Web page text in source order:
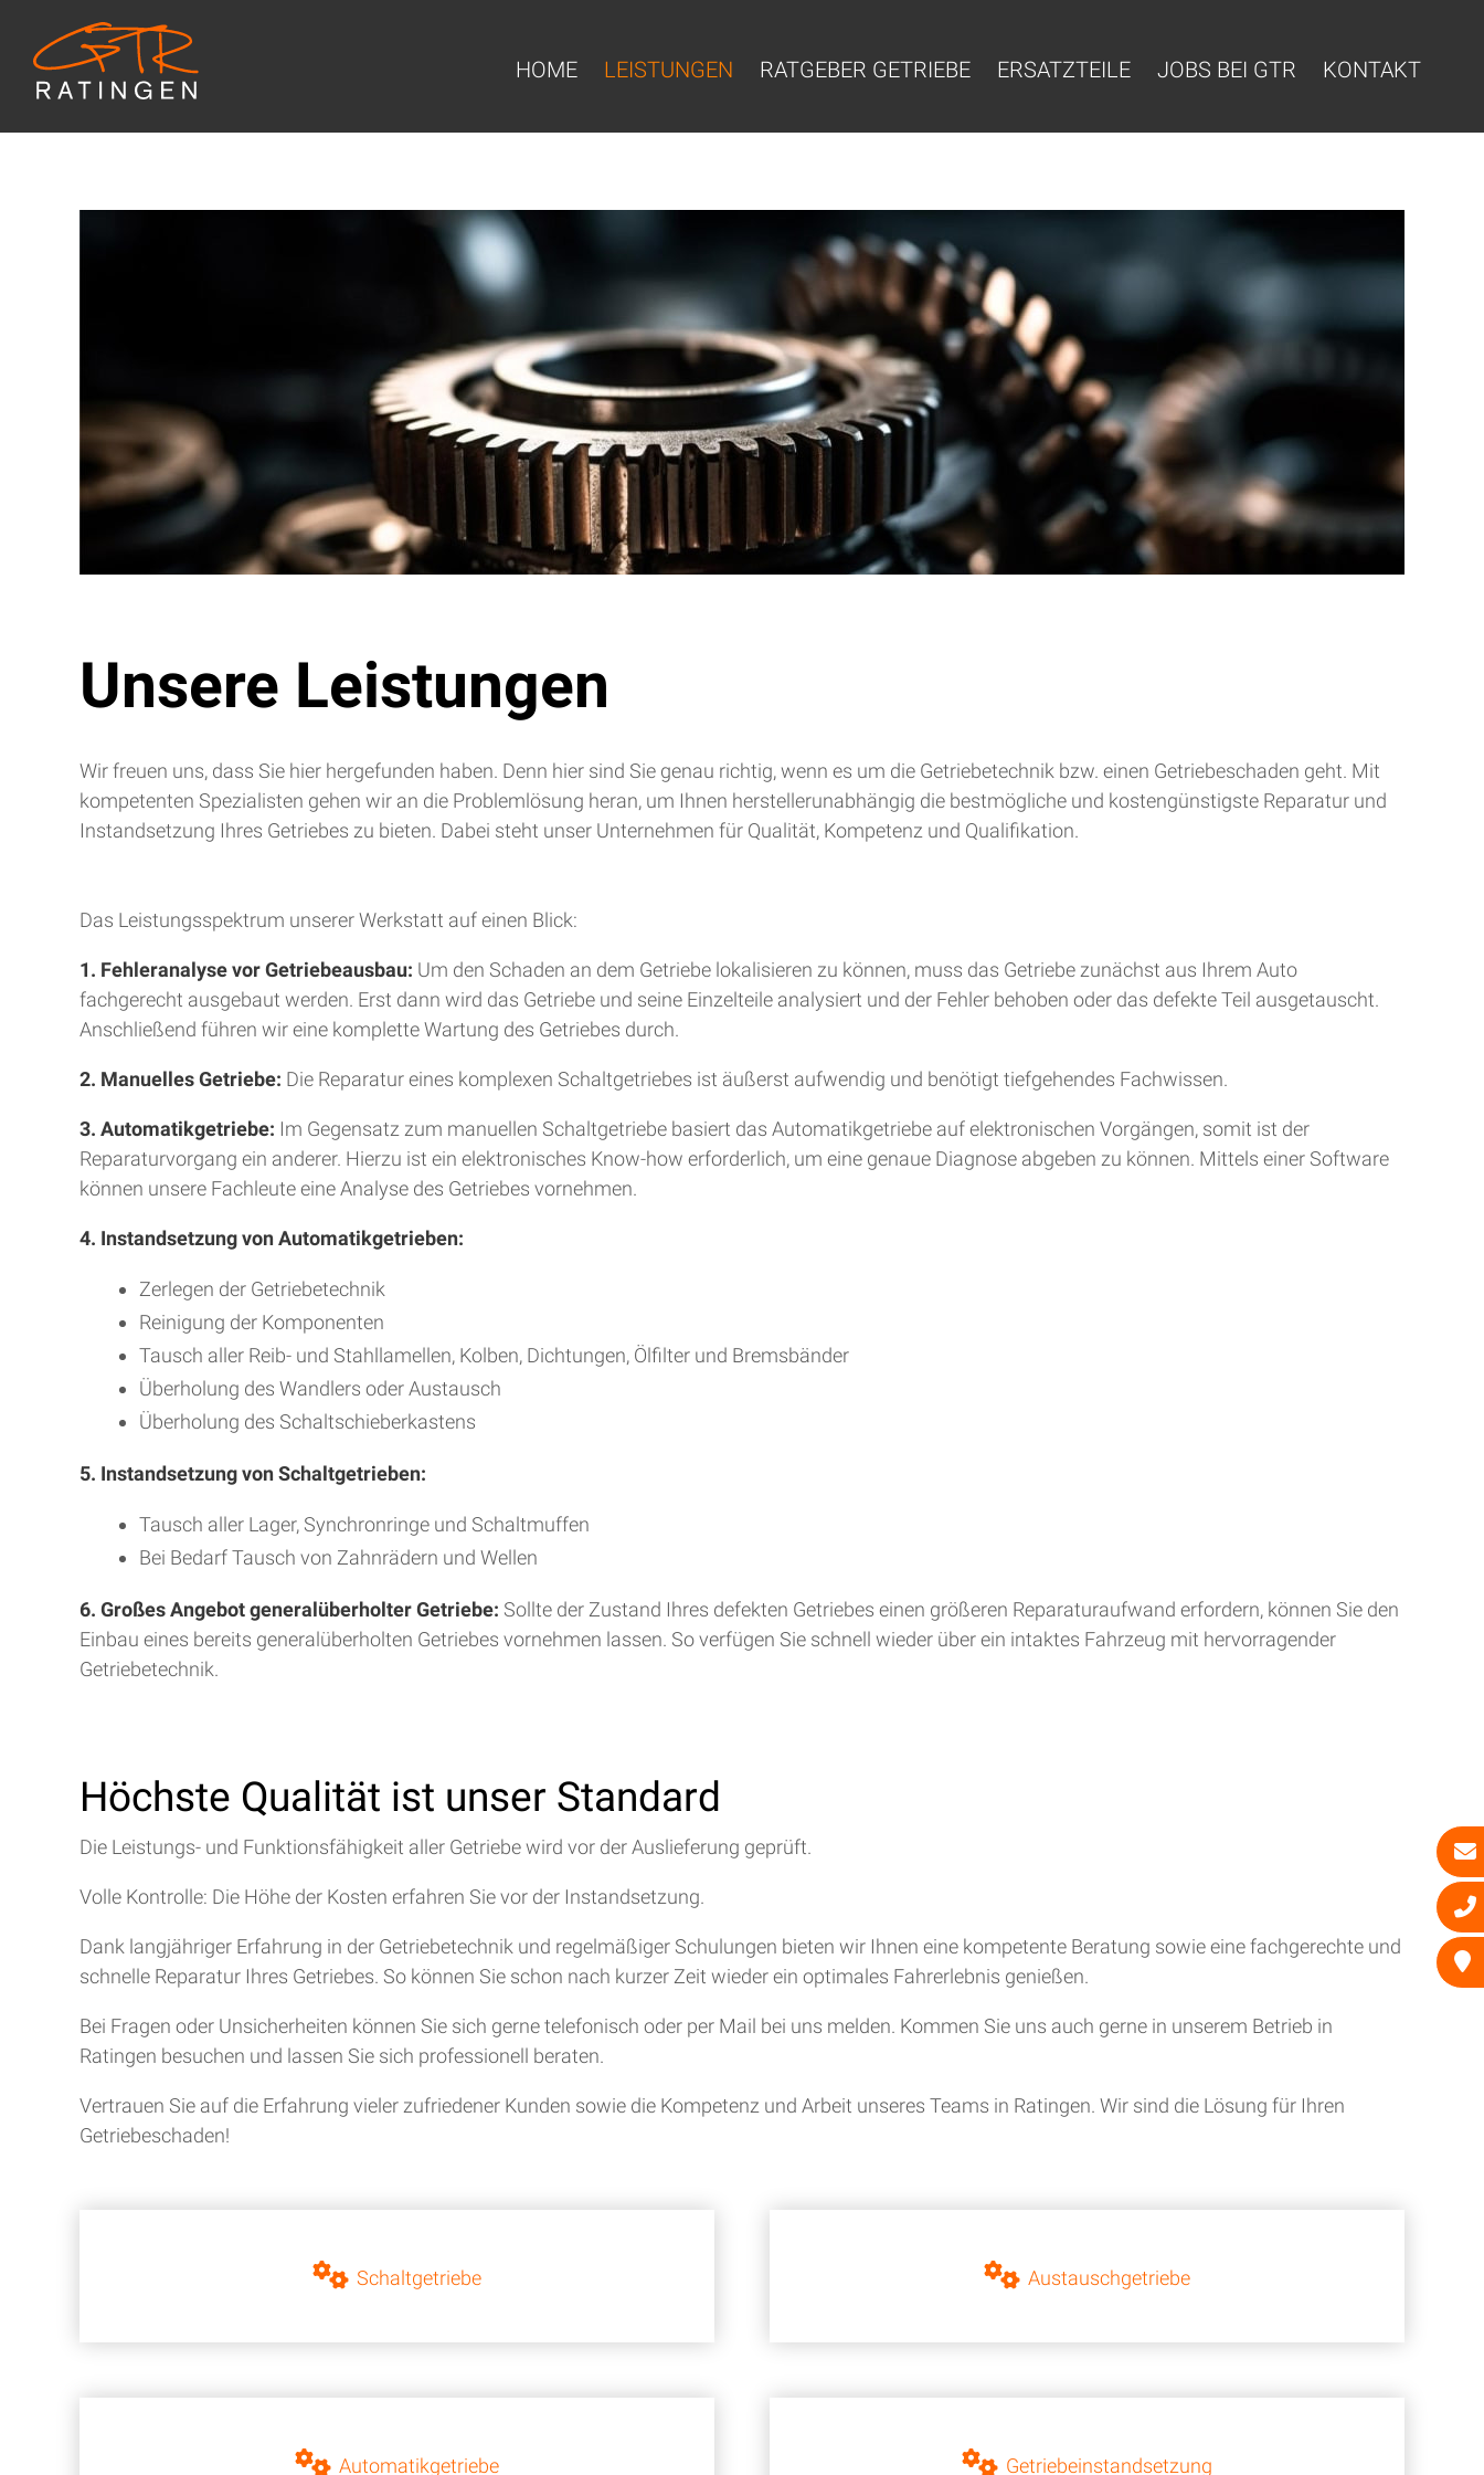
HOME LEISTUNGEN RATGEBER GETRIEBE ERSATZTEILE JOBS BEI GTR KONTAKT
Unsere Leistungen
Wir freuen uns, dass Sie hier hergefunden haben. Denn hier sind Sie genau richtig, wenn es um die Getriebetechnik bzw. einen Getriebeschaden geht. Mit
kompetenten Spezialisten gehen wir an die Problemlösung heran, um Ihnen herstellerunabhängig die bestmögliche und kostengünstigste Reparatur und
Instandsetzung Ihres Getriebes zu bieten. Dabei steht unser Unternehmen für Qualität, Kompetenz und Qualifikation.
Das Leistungsspektrum unserer Werkstatt auf einen Blick:
1. Fehleranalyse vor Getriebeausbau: Um den Schaden an dem Getriebe lokalisieren zu können, muss das Getriebe zunächst aus Ihrem Auto
fachgerecht ausgebaut werden. Erst dann wird das Getriebe und seine Einzelteile analysiert und der Fehler behoben oder das defekte Teil ausgetauscht.
Anschließend führen wir eine komplette Wartung des Getriebes durch.
2. Manuelles Getriebe: Die Reparatur eines komplexen Schaltgetriebes ist äußerst aufwendig und benötigt tiefgehendes Fachwissen.
3. Automatikgetriebe: Im Gegensatz zum manuellen Schaltgetriebe basiert das Automatikgetriebe auf elektronischen Vorgängen, somit ist der
Reparaturvorgang ein anderer. Hierzu ist ein elektronisches Know-how erforderlich, um eine genaue Diagnose abgeben zu können. Mittels einer Software
können unsere Fachleute eine Analyse des Getriebes vornehmen.
4. Instandsetzung von Automatikgetrieben:
Zerlegen der Getriebetechnik
Reinigung der Komponenten
Tausch aller Reib- und Stahllamellen, Kolben, Dichtungen, Ölfilter und Bremsbänder
Überholung des Wandlers oder Austausch
Überholung des Schaltschieberkastens
5. Instandsetzung von Schaltgetrieben:
Tausch aller Lager, Synchronringe und Schaltmuffen
Bei Bedarf Tausch von Zahnrädern und Wellen
6. Großes Angebot generalüberholter Getriebe: Sollte der Zustand Ihres defekten Getriebes einen größeren Reparaturaufwand erfordern, können Sie den
Einbau eines bereits generalüberholten Getriebes vornehmen lassen. So verfügen Sie schnell wieder über ein intaktes Fahrzeug mit hervorragender
Getriebetechnik.
Höchste Qualität ist unser Standard
Die Leistungs- und Funktionsfähigkeit aller Getriebe wird vor der Auslieferung geprüft.
Volle Kontrolle: Die Höhe der Kosten erfahren Sie vor der Instandsetzung.
Dank langjähriger Erfahrung in der Getriebetechnik und regelmäßiger Schulungen bieten wir Ihnen eine kompetente Beratung sowie eine fachgerechte und
schnelle Reparatur Ihres Getriebes. So können Sie schon nach kurzer Zeit wieder ein optimales Fahrerlebnis genießen.
Bei Fragen oder Unsicherheiten können Sie sich gerne telefonisch oder per Mail bei uns melden. Kommen Sie uns auch gerne in unserem Betrieb in
Ratingen besuchen und lassen Sie sich professionell beraten.
Vertrauen Sie auf die Erfahrung vieler zufriedener Kunden sowie die Kompetenz und Arbeit unseres Teams in Ratingen. Wir sind die Lösung für Ihren
Getriebeschaden!
Schaltgetriebe Austauschgetriebe
Automatikgetriebe Getriebeinstandsetzung